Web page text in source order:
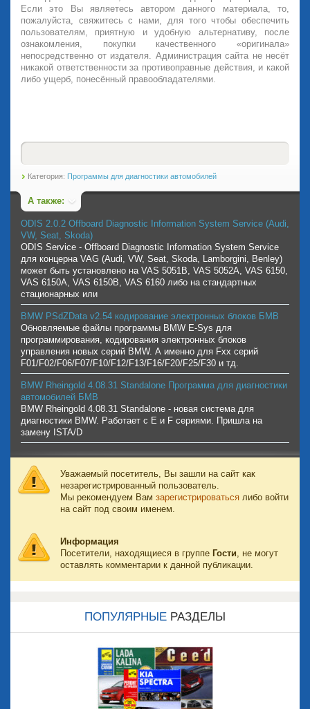
Если это Вы являетесь автором данного материала, то,
пожалуйста, свяжитесь с нами, для того чтобы обеспечить
пользователям, приятную и удобную альтернативу, после
ознакомления, покупки качественного «оригинала»
непосредственно от издателя. Администрация сайта не несёт
никакой ответственности за противоправные действия, и какой
либо ущерб, понесённый правообладателями.
Категория: Программы для диагностики автомобилей
А также:
ODIS 2.0.2 Offboard Diagnostic Information System Service (Audi,
VW, Seat, Skoda)
ODIS Service - Offboard Diagnostic Information System Service
для концерна VAG (Audi, VW, Seat, Skoda, Lamborgini, Benley)
может быть установлено на VAS 5051B, VAS 5052A, VAS 6150,
VAS 6150A, VAS 6150B, VAS 6160 либо на стандартных
стационарных или
BMW PSdZData v2.54 кодирование электронных блоков БМВ
Обновляемые файлы программы BMW E-Sys для
программирования, кодирования электронных блоков
управления новых серий BMW. А именно для Fxx серий
F01/F02/F06/F07/F10/F12/F13/F16/F20/F25/F30 и тд.
BMW Rheingold 4.08.31 Standalone Программа для диагностики
автомобилей БМВ
BMW Rheingold 4.08.31 Standalone - новая система для
диагностики BMW. Работает с E и F сериями. Пришла на
замену ISTA/D
Уважаемый посетитель, Вы зашли на сайт как
незарегистрированный пользователь.
Мы рекомендуем Вам зарегистрироваться либо войти
на сайт под своим именем.
Информация
Посетители, находящиеся в группе Гости , не могут
оставлять комментарии к данной публикации.
ПОПУЛЯРНЫЕ РАЗДЕЛЫ